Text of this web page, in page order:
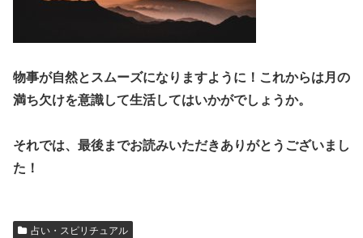
物事が自然とスムーズになりますように！これからは月の
満ち欠けを意識して生活してはいかがでしょうか。
それでは、最後までお読みいただきありがとうございまし
た！
占い・スピリチュアル